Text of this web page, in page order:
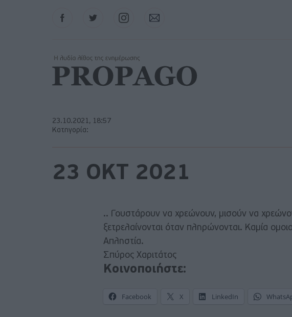
FacebookTwitter InstagramContact
23.10.2021, 18:57
Κατηγορία:
23 ΟΚΤ 2021
.. Γουστάρουν να χρεώνουν, μισούν να
ξετρελαίνονται όταν πληρώνονται. Καμία
Απληστία.
Σπύρος Χαριτάτος
Κοινοποιήστε:
Facebook X LinkedIn